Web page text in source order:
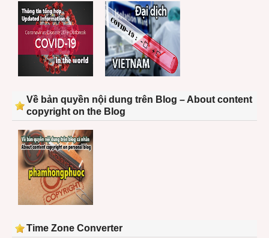
Về bản quyền nội dung trên Blog – About content
copyright on the Blog
Time Zone Converter